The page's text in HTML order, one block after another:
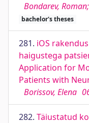
Bondarev,
bachelor's theses
281. iOS
haigustega
Application for
Patients with
Borissov, Elena
282. Täiustatud